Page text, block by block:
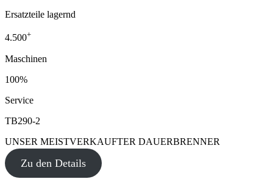
Ersatzteile lagernd
4.500+
Maschinen
100%
Service
TB290-2
UNSER MEISTVERKAUFTER DAUERBRENNER
Zu den Details